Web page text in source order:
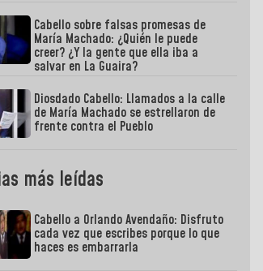
Cabello sobre falsas promesas de
María Machado: ¿Quién le puede
creer? ¿Y la gente que ella iba a
salvar en La Guaira?
Diosdado Cabello: Llamados a la calle
de María Machado se estrellaron de
frente contra el Pueblo
más leídas
Cabello a Orlando Avendaño: Disfruto
cada vez que escribes porque lo que
haces es embarrarla